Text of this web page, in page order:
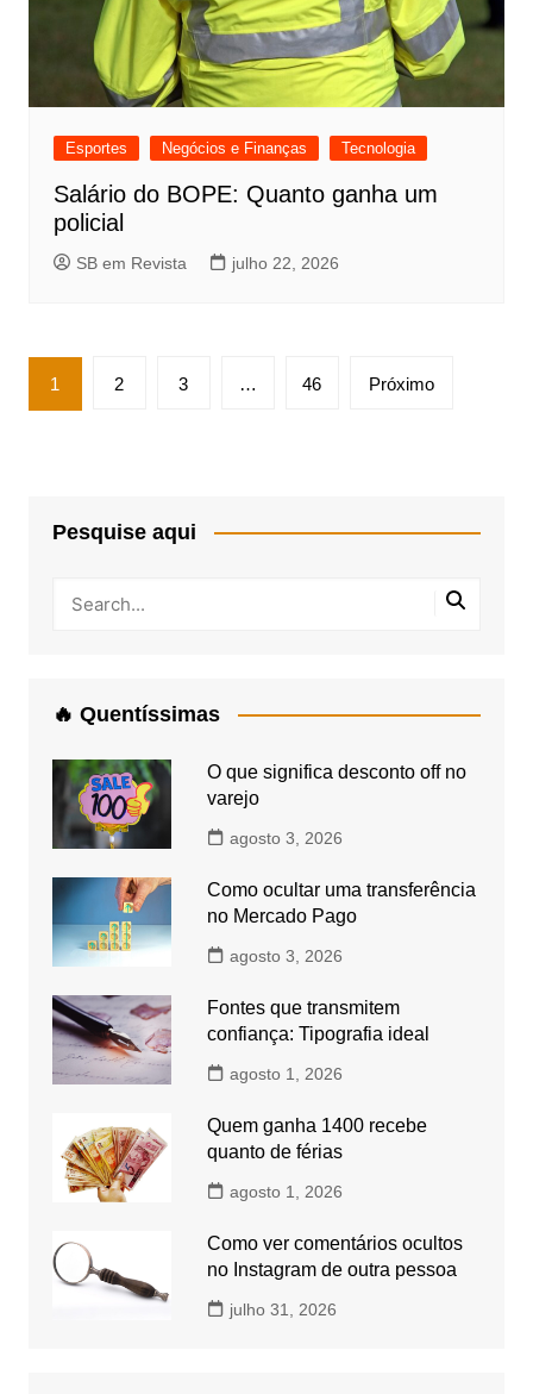
Esportes Negócios e Finanças Tecnologia
Salário do BOPE: Quanto ganha um
policial
SB em Revista julho 22, 2026
Paginação
de
1 2 3 … 46 Próximo
Pesquise aqui
🔥 Quentíssimas
O que significa desconto off no
varejo
agosto 3, 2026
Como ocultar uma transferência
no Mercado Pago
agosto 3, 2026
Fontes que transmitem
confiança: Tipografia ideal
agosto 1, 2026
Quem ganha 1400 recebe
quanto de férias
agosto 1, 2026
Como ver comentários ocultos
no Instagram de outra pessoa
julho 31, 2026